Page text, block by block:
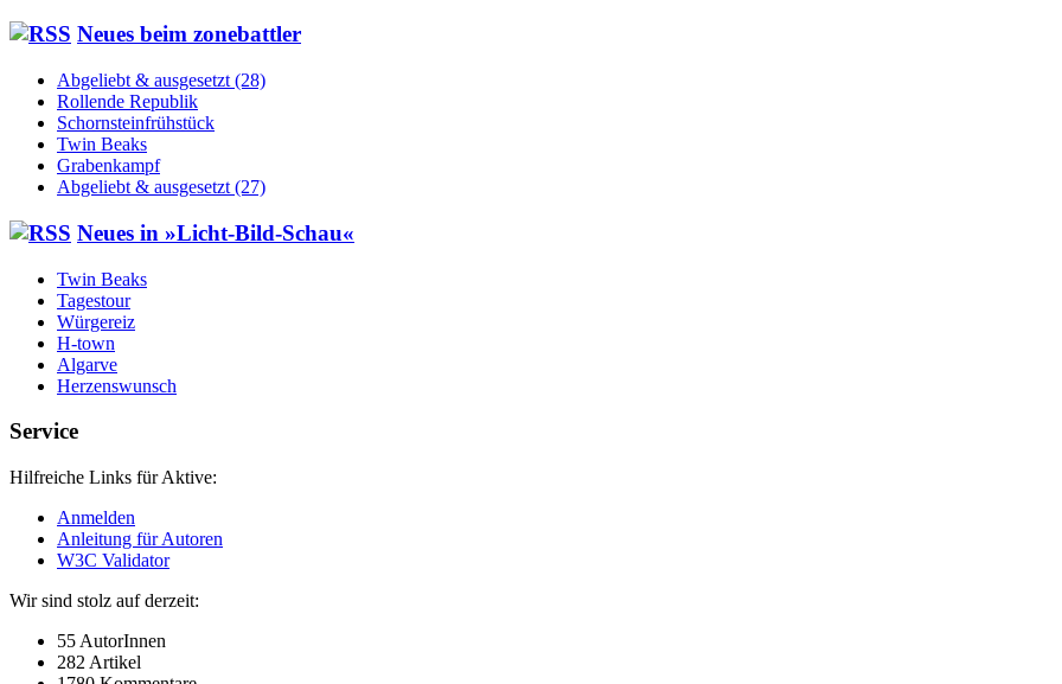
Neu­es beim zone­batt­ler
Abgeliebt & ausgesetzt (28)
Rollende Republik
Schornsteinfrühstück
Twin Beaks
Grabenkampf
Abgeliebt & ausgesetzt (27)
Neu­es in »Licht-Bild-Schau«
Twin Beaks
Tagestour
Würgereiz
H‑town
Algarve
Herzenswunsch
Service
Hilfreiche Links für Aktive:
Anmelden
Anleitung für Autoren
W3C Validator
Wir sind stolz auf derzeit:
55 AutorInnen
282 Artikel